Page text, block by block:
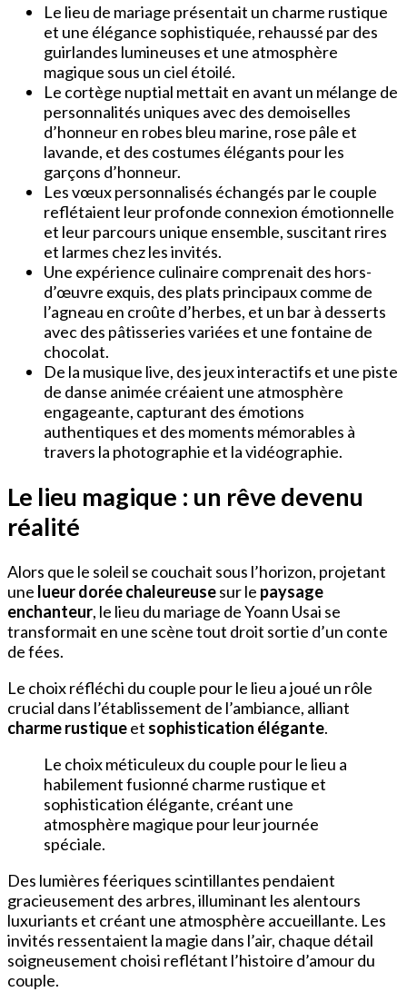
Le lieu de mariage présentait un charme rustique
et une élégance sophistiquée, rehaussé par des
guirlandes lumineuses et une atmosphère
magique sous un ciel étoilé.
Le cortège nuptial mettait en avant un mélange de
personnalités uniques avec des demoiselles
d’honneur en robes bleu marine, rose pâle et
lavande, et des costumes élégants pour les
garçons d’honneur.
Les vœux personnalisés échangés par le couple
reflétaient leur profonde connexion émotionnelle
et leur parcours unique ensemble, suscitant rires
et larmes chez les invités.
Une expérience culinaire comprenait des hors-
d’œuvre exquis, des plats principaux comme de
l’agneau en croûte d’herbes, et un bar à desserts
avec des pâtisseries variées et une fontaine de
chocolat.
De la musique live, des jeux interactifs et une piste
de danse animée créaient une atmosphère
engageante, capturant des émotions
authentiques et des moments mémorables à
travers la photographie et la vidéographie.
Le lieu magique : un rêve devenu
réalité
Alors que le soleil se couchait sous l’horizon, projetant
une lueur dorée chaleureusesur le paysage
enchanteur, le lieu du mariage de Yoann Usai se
transformait en une scène tout droit sortie d’un conte
de fées.
Le choix réfléchi du couple pour le lieu a joué un rôle
crucial dans l’établissement de l’ambiance, alliant
charme rustiqueet sophistication élégante.
Le choix méticuleux du couple pour le lieu a
habilement fusionné charme rustique et
sophistication élégante, créant une
atmosphère magique pour leur journée
spéciale.
Des lumières féeriques scintillantes pendaient
gracieusement des arbres, illuminant les alentours
luxuriants et créant une atmosphère accueillante. Les
invités ressentaient la magie dans l’air, chaque détail
soigneusement choisi reflétant l’histoire d’amour du
couple.